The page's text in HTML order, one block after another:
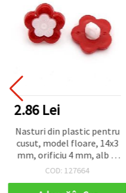
2.86 Lei
Nasturi din plastic pentru
cusut, model floare, 14x3
mm, orificiu 4 mm, alb și
roșu, asortate - set 20
COD: 127664